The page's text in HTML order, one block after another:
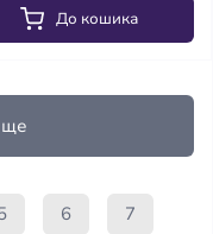
До кошика
ще
6 7